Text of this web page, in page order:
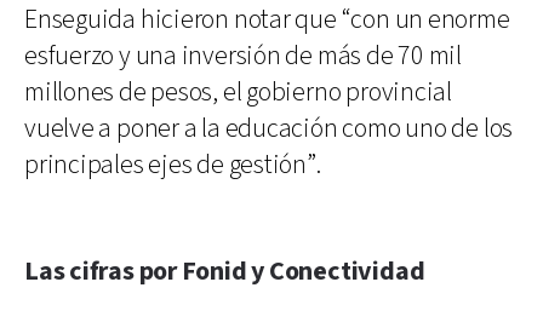
Enseguida hicieron notar que “con un enorme
esfuerzo y una inversión de más de 70 mil
millones de pesos, el gobierno provincial
vuelve a poner a la educación como uno de los
principales ejes de gestión”.
Las cifras por Fonid y Conectividad